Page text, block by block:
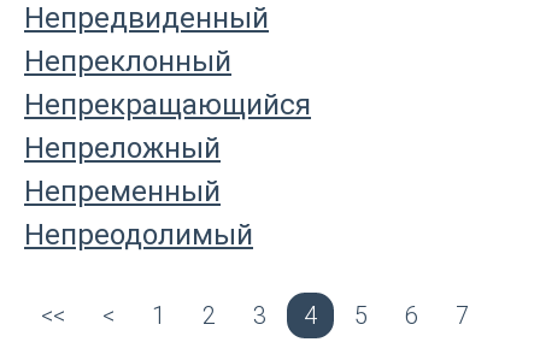
Непредвиденный
Непреклонный
Непрекращающийся
Непреложный
Непременный
Непреодолимый
<< < 1 2 3 4 5 6
7